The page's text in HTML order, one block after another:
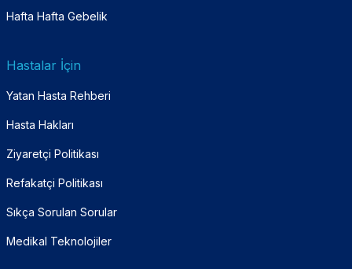
Hafta Hafta Gebelik
Hastalar İçin
Yatan Hasta Rehberi
Hasta Hakları
Ziyaretçi Politikası
Refakatçi Politikası
Sıkça Sorulan Sorular
Medikal Teknolojiler